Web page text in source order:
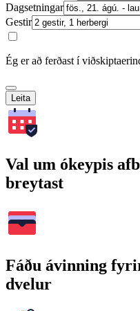
Dagsetningar
Gestir
Ég er að ferðast í
Leita
Val um ókeypis
breytast
Fáðu ávinning
dvelur